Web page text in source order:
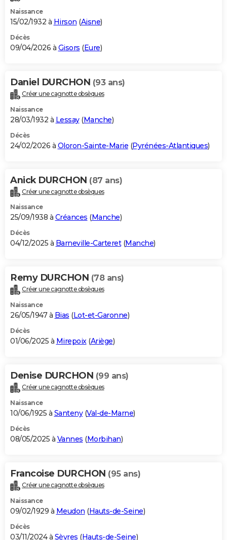
Naissance
15/02/1932 à Hirson (Aisne)
Décès
09/04/2026 à Gisors (Eure)
Daniel DURCHON (93 ans)
Créer une cagnotte obsèques
Naissance
28/03/1932 à Lessay(Manche)
Décès
24/02/2026 à Oloron-Sainte-Marie (Pyrénées-Atlantiques)
Anick DURCHON (87 ans)
Créer une cagnotte obsèques
Naissance
25/09/1938 à Créances (Manche)
Décès
04/12/2025 à Barneville-Carteret(Manche)
Remy DURCHON (78 ans)
Créer une cagnotte obsèques
Naissance
26/05/1947 à Bias (Lot-et-Garonne)
Décès
01/06/2025 à Mirepoix(Ariège)
Denise DURCHON (99 ans)
Créer une cagnotte obsèques
Naissance
10/06/1925 à Santeny(Val-de-Marne)
Décès
08/05/2025 à Vannes (Morbihan)
Francoise DURCHON (95 ans)
Créer une cagnotte obsèques
Naissance
09/02/1929 à Meudon (Hauts-de-Seine)
Décès
03/11/2024 à Sèvres (Hauts-de-Seine)